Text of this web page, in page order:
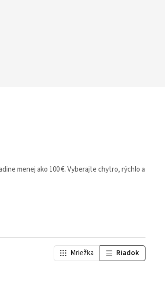
menej ako 100 €. Vyberajte chytro, rýchlo a
Mriežka Riadok